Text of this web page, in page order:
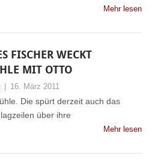
Mehr lesen
FISCHER WECKT
MIT OTTO
16. März 2011
Die spürt derzeit auch das
über ihre
Mehr lesen